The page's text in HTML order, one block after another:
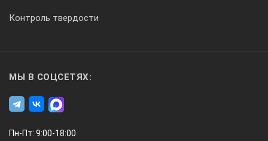
рекомендуемый
базовый
комплект
принадлежностей
Контроль твердости
МЫ В СОЦСЕТЯХ:
Пн-Пт: 9:00-18:00